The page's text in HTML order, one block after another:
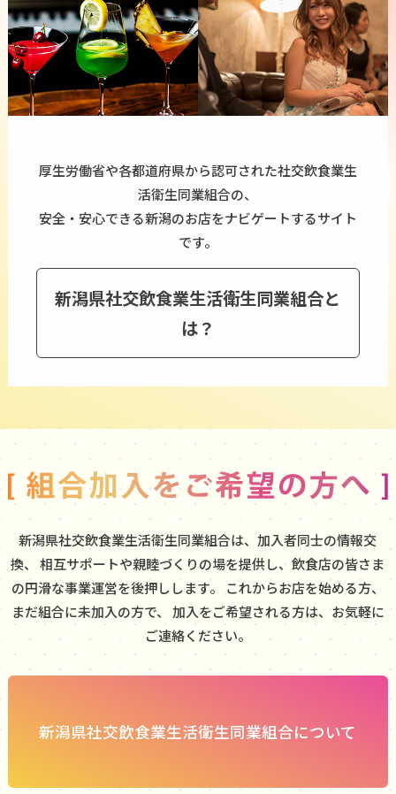
厚生労働省や各都道府県から認可された社交飲食業生
活衛生同業組合の、
安全・安心できる新潟のお店をナビゲートするサイト
です。
新潟県社交飲食業生活衛生同業組合と
は？
新潟県社交飲食業生活衛生同業組合は、加入者同士の情報交
換、
相互サポートや親睦づくりの場を提供し、飲食店の皆さま
の円滑な事業運営を後押しします。
これからお店を始める方、
まだ組合に未加入の方で、
加入をご希望される方は、お気軽に
ご連絡ください。
新潟県社交飲食業生活衛生同業組合について